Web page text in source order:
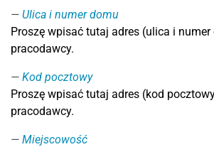
Ulica i numer domu
Proszę wpisać tutaj adres (ulica i
pracodawcy.
Kod pocztowy
Proszę wpisać tutaj adres (kod
pracodawcy.
Miejscowość